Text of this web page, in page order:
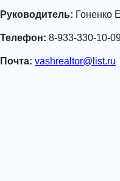
Руководитель: Гоненко
Телефон: 8-933-330-10-
Почта: vashrealtor@list.ru